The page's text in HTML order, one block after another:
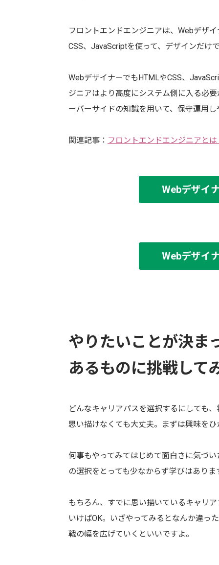
フロントエンドエンジニアは、Webデザ
CSS、JavaScriptを使って、デザインだけ
WebデザイナーでもHTMLやCSS、
ジニアはより高度にシステム側に入る必
ーバーサイドの知識を用いて、保守運用
関連記事： フロントエンドエンジニアと
Webデザイ
Webデザイ
やりたいことが決ま
あるものに挑戦して
どんなキャリアパスを選択するにしても
思い描けなくても大丈夫。まずは興味を
何事もやってみてはじめて面白さに気づ
の選択をとっても少なからず学びはありま
もちろん、すでに思い描いているキャリ
いけばOK。いざやってみるとなんか違っ
戦の幅を広げていくといいですよ。